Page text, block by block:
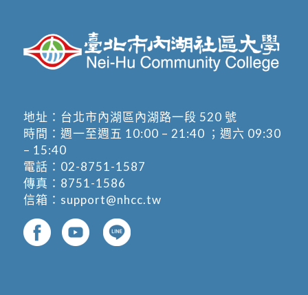
地址： 台北市內湖區內湖路一段 520 號
時間：週一至週五 10:00 – 21:40 ；週六 09:30
– 15:40
電話： 02-8751-1587
傳真：8751-1586
信箱： support@nhcc.tw